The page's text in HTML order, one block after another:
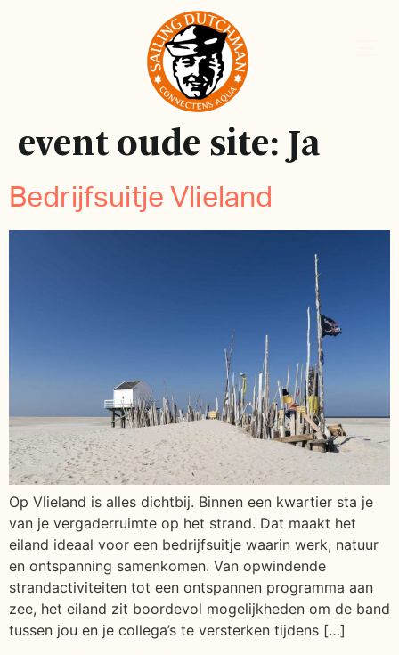
event oude site: Ja
Bedrijfsuitje Vlieland
Op Vlieland is alles dichtbij. Binnen een kwartier sta je
van je vergaderruimte op het strand. Dat maakt het
eiland ideaal voor een bedrijfsuitje waarin werk, natuur
en ontspanning samenkomen. Van opwindende
strandactiviteiten tot een ontspannen programma aan
zee, het eiland zit boordevol mogelijkheden om de band
tussen jou en je collega’s te versterken tijdens […]